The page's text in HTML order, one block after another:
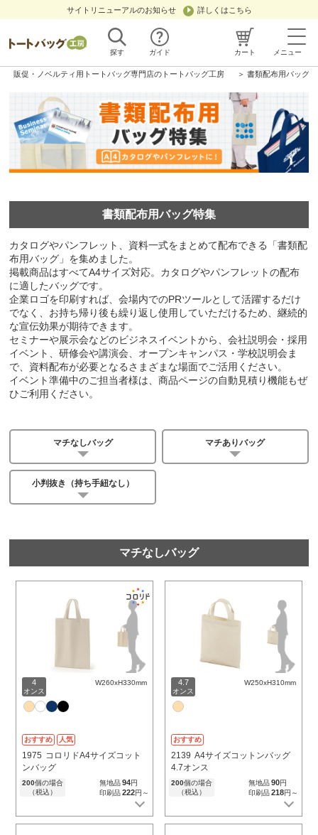
サイトリニューアルのお知らせ 詳しくはこちら
探す ガイド カート メニュー
販促・ノベルティ用トートバッグ専門店のトートバッグ工房 ＞ 書類配布用バッグ
書類配布用バッグ特集
カタログやパンフレット、資料一式をまとめて配布できる「書類配
布用バッグ」を集めました。
掲載商品はすべてA4サイズ対応。カタログやパンフレットの配布
に適したバッグです。
企業ロゴを印刷すれば、会場内でのPRツールとして活躍するだけ
でなく、お持ち帰り後も繰り返し使用していただけるため、継続的
な宣伝効果が期待できます。
セミナーや展示会などのビジネスイベントから、会社説明会・採用
イベント、研修会や講演会、オープンキャンパス・学校説明会ま
で、資料配布が必要となるさまざまな場面でご活用ください。
イベント準備中のご担当者様は、商品ページの自動見積り機能もぜ
ひご利用ください。
マチなしバッグ マチありバッグ
小判抜き（持ち手紐なし）
マチなしバッグ
4
オンス
W260xH330mm
おすすめ 人気
1975 コロリドA4サイズコット
ンバッグ
200個の場合
（税込）
無地品94円
印刷品222円～
4.7
オンス
W250xH310mm
おすすめ
2139 A4サイズコットンバッグ
4.7オンス
200個の場合
（税込）
無地品90円
印刷品218円～